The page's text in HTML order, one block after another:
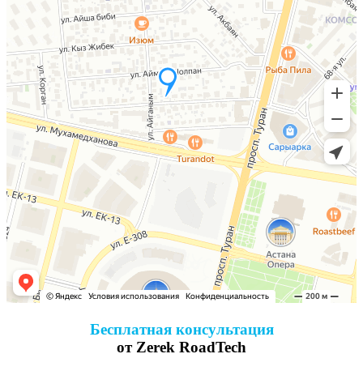
Бесплатная консультация
от Zerek RoadTech